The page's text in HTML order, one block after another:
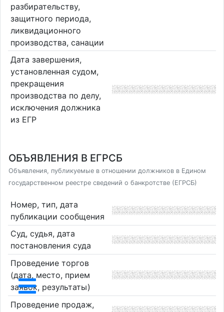
разбирательству,
защитного периода,
ликвидационного
производства, санации
Дата завершения,
установленная судом,
прекращения
производства по делу,
исключения должника
из ЕГР
ОБЪЯВЛЕНИЯ В ЕГРСБ
Объявления, публикуемые в отношении должников в Едином
государственном реестре сведений о банкротстве (ЕГРСБ)
Номер, тип, дата
публикации сообщения
Суд, судья, дата
постановления суда
Проведение торгов
(дата, место, прием
заявок, результаты)
Проведение продаж,